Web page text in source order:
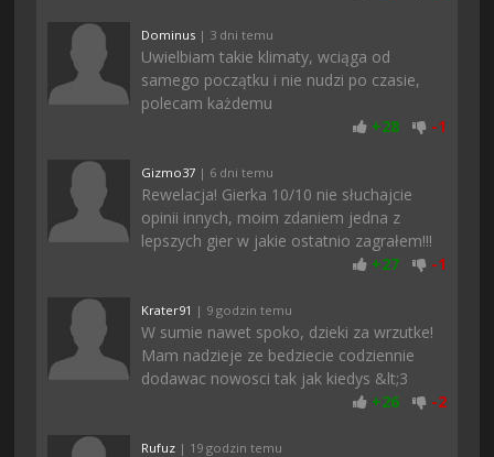
Dominus | 3 dni temu
Uwielbiam takie klimaty, wciąga od
samego początku i nie nudzi po czasie,
polecam każdemu
+28 -1
Gizmo37 | 6 dni temu
Rewelacja! Gierka 10/10 nie słuchajcie
opinii innych, moim zdaniem jedna z
lepszych gier w jakie ostatnio zagrałem!!!
+27 -1
Krater91 | 9 godzin temu
W sumie nawet spoko, dzieki za wrzutke!
Mam nadzieje ze bedziecie codziennie
dodawac nowosci tak jak kiedys &lt;3
+26 -2
Rufuz | 19 godzin temu